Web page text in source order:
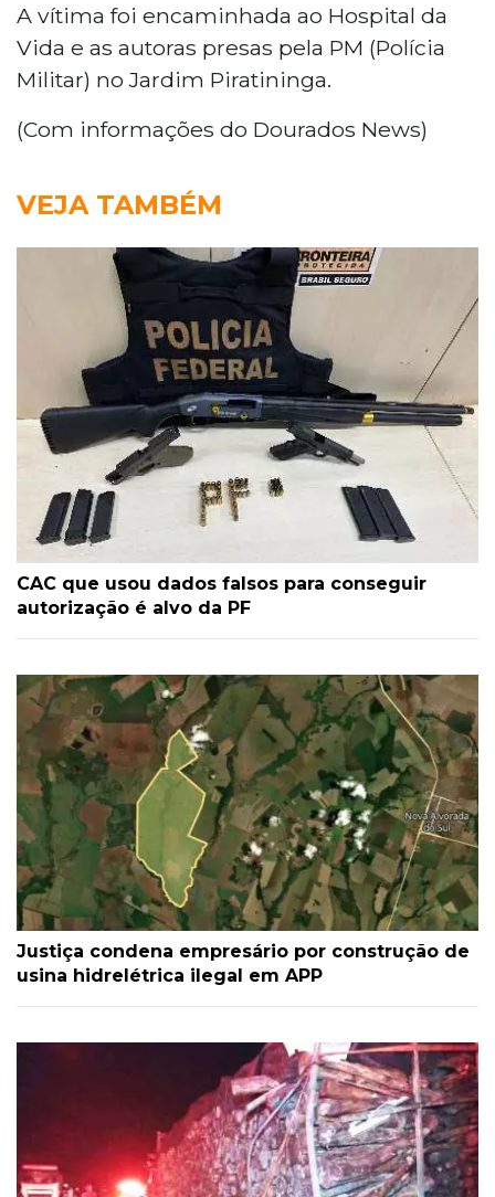
A vítima foi encaminhada ao Hospital da
Vida e as autoras presas pela PM (Polícia
Militar) no Jardim Piratininga.
(Com informações do Dourados News)
VEJA TAMBÉM
CAC que usou dados falsos para conseguir
autorização é alvo da PF
Justiça condena empresário por construção de
usina hidrelétrica ilegal em APP